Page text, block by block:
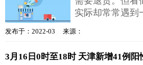
实际却常常遇
际，
发布于：2022-03 来源：
3月16日0时至18时 天津新增41例阳